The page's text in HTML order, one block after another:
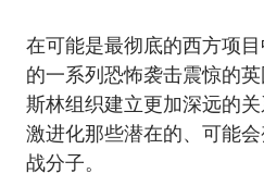
在可能是最彻底的西方项
的一系列恐怖袭击震惊的
斯林组织建立更加深远的
激进化那些潜在的、可能
战分子。